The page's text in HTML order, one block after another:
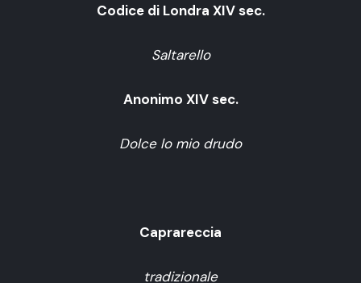
Codice di Londra XIV sec.
Saltarello
Anonimo XIV sec.
Dolce lo mio drudo
Caprareccia
tradizionale